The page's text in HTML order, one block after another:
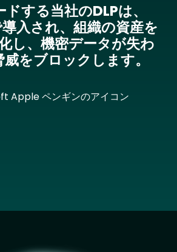
する当社のDLPは、
入され、組織の資産を
し、機密データが失わ
をブロックします。